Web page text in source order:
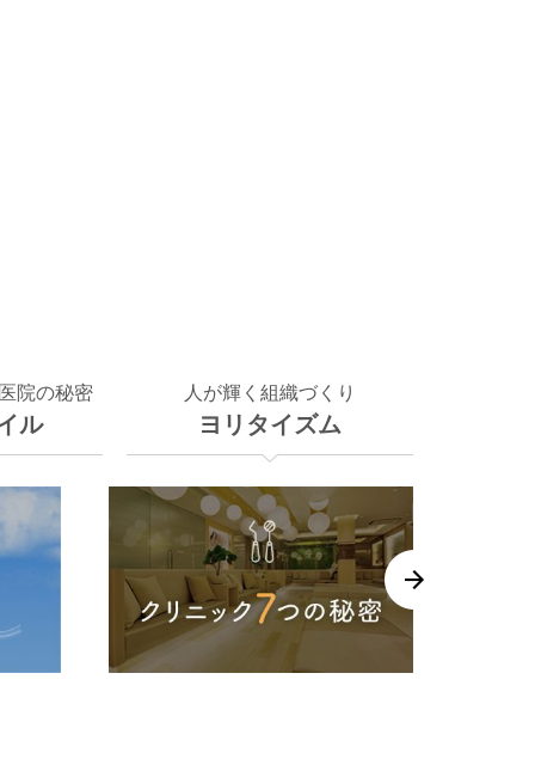
院の秘密
ル
人が輝く組織づくり
ヨリタイズム